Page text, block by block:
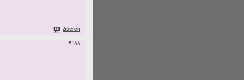
Zitieren
#166